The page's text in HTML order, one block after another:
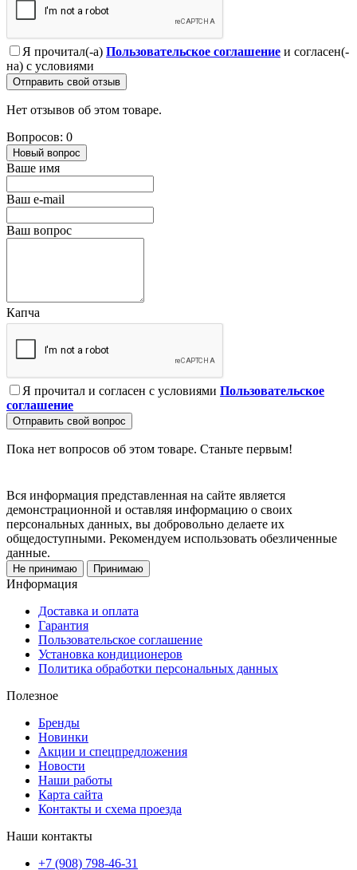
Я прочитал(-а) Пользовательское соглашение и согласен(-
на) с условиями
Отправить свой отзыв
Нет отзывов об этом товаре.
Вопросов: 0
Новый вопрос
Ваше имя
Ваш e-mail
Ваш вопрос
Капча
Я прочитал и согласен с условиями Пользовательское
соглашение
Отправить свой вопрос
Пока нет вопросов об этом товаре. Станьте первым!
Вся информация представленная на сайте является
демонстрационной и оставляя информацию о своих
персональных данных, вы добровольно делаете их
общедоступными. Рекомендуем использовать обезличенные
данные.
Не принимаю Принимаю
Информация
Доставка и оплата
Гарантия
Пользовательское соглашение
Установка кондиционеров
Политика обработки персональных данных
Полезное
Бренды
Новинки
Акции и спецпредложения
Новости
Наши работы
Карта сайта
Контакты и схема проезда
Наши контакты
+7 (908) 798-46-31